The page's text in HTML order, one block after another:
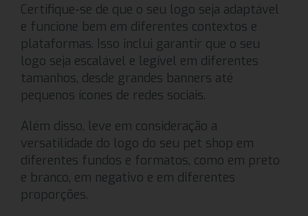
Certifique-se de que o seu logo seja adaptável
e funcione bem em diferentes contextos e
plataformas. Isso inclui garantir que o seu
logo seja escalável e legível em diferentes
tamanhos, desde grandes banners até
pequenos ícones de redes sociais.
Além disso, leve em consideração a
versatilidade do logo do seu pet shop em
diferentes fundos e formatos, como em preto
e branco, em negativo e em diferentes
proporções.